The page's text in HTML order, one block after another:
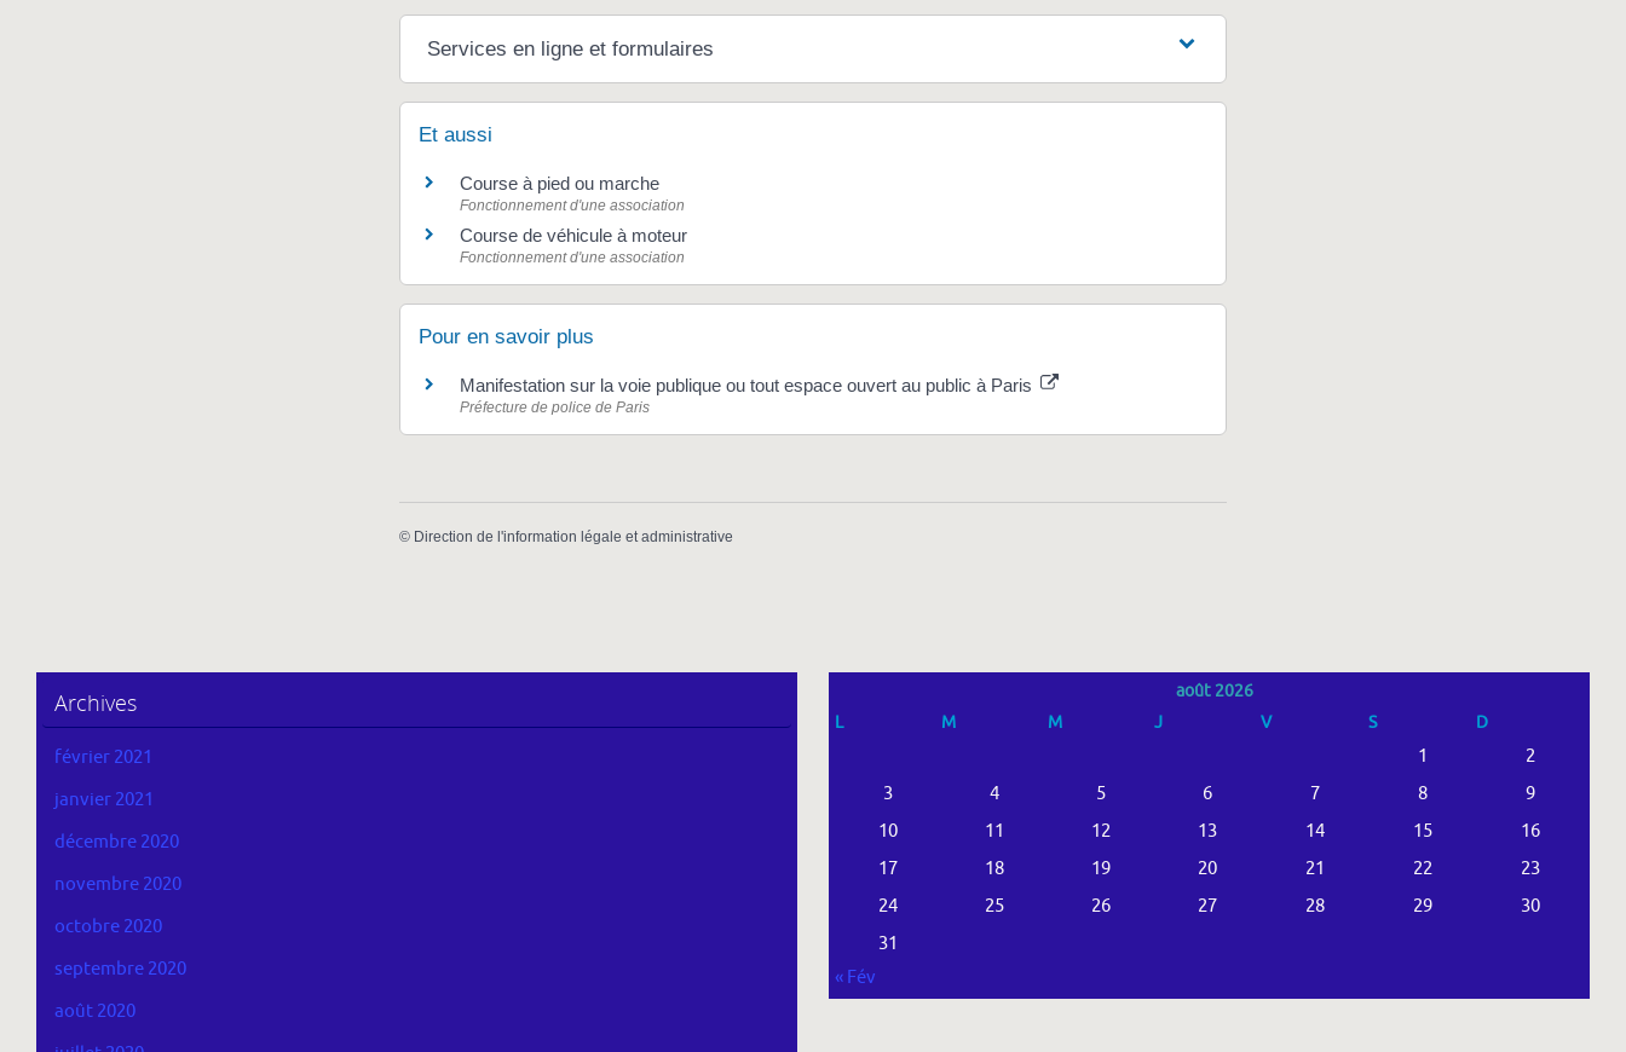
Services en ligne et formulaires
Et aussi
Course à pied ou marche
Fonctionnement d'une association
Course de véhicule à moteur
Fonctionnement d'une association
Pour en savoir plus
Manifestation sur la voie publique ou tout espace ouvert au public à Paris
Préfecture de police de Paris
© Direction de l'information légale et administrative
Archives
février 2021
janvier 2021
décembre 2020
novembre 2020
octobre 2020
septembre 2020
août 2020
août 2026
L
M M J V S D
1
2
3
4 5 6 7 8
9
10
11 12 13 14 15
16
17
18 19 20 21 22
23
24
25 26 27 28 29
30
31
« Fév